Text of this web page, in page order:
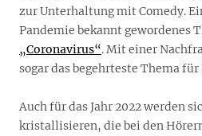
zur Unterhaltung mit Comedy.
Pandemie bekannt gewordenes
„Coronavirus“. Mit einer
sogar das begehrteste Thema für
Auch für das Jahr 2022 werden
kristallisieren, die bei den